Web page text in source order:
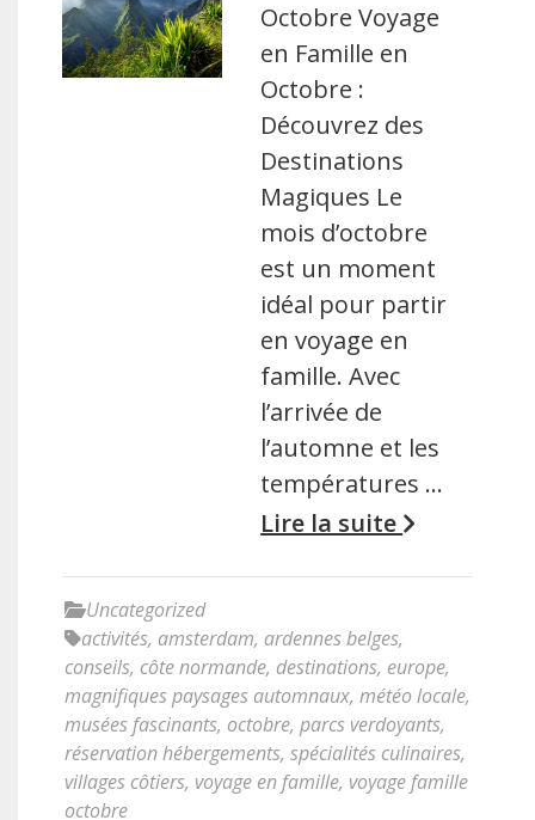
Octobre Voyage
en Famille en
Octobre :
Découvrez des
Destinations
Magiques Le
mois d’octobre
est un moment
idéal pour partir
en voyage en
famille. Avec
l’arrivée de
l’automne et les
températures …
Lire la suite
Uncategorized
activités, amsterdam, ardennes belges,
conseils, côte normande, destinations, europe,
magnifiques paysages automnaux, météo locale,
musées fascinants, octobre, parcs verdoyants,
réservation hébergements, spécialités culinaires,
villages côtiers, voyage en famille, voyage famille
octobre